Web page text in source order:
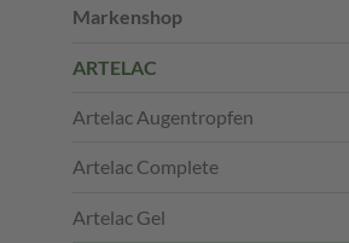
Markenshop
ARTELAC
Artelac Augentropfen
Artelac Complete
Artelac Gel